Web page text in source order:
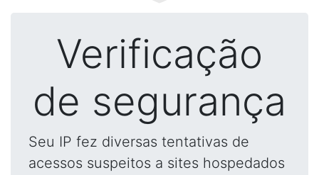
Verificação
de segurança
Seu IP fez diversas tentativas de
acessos suspeitos a sites hospedados